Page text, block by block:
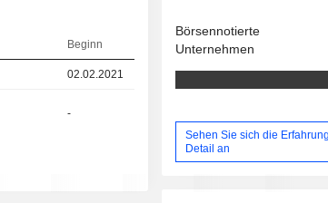
Beginn
02.02.2021
-
Börsennotierte
Unternehmen
Sehen Sie sich die
Detail an